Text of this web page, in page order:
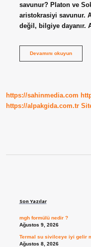
savunur? Platon ve
aristokrasiyi savunur.
değil, bilgiye dayanır.
Devamını okuyunAristo
https://sahinmedia.com
https://alpakgida.com.tr
Son Yazılar
mgh formülü nedir ?
Ağustos 9, 2026
Termal su sivilceye iyi gelir
Ağustos 8, 2026